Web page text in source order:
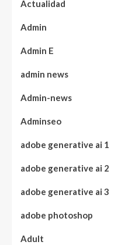
Actualidad
Admin
Admin E
admin news
Admin-news
Adminseo
adobe generative ai 1
adobe generative ai 2
adobe generative ai 3
adobe photoshop
Adult